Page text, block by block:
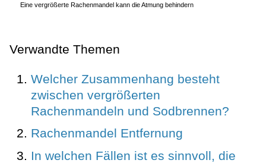
Eine vergrößerte Rachenmandel kann die Atmung behindern
Verwandte Themen
Welcher Zusammenhang besteht
zwischen vergrößerten
Rachenmandeln und Sodbrennen?
Rachenmandel Entfernung
In welchen Fällen ist es sinnvoll, die